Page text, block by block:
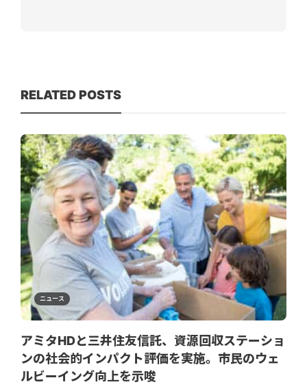
RELATED POSTS
ニュース
アミタHDと三井住友信託、資源回収ステーショ
ンの社会的インパクト評価を実施。市民のウェ
ルビーイング向上を示唆